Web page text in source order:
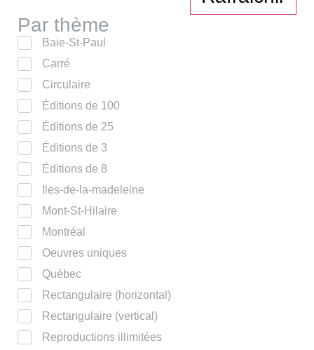
Par thème
Baie-St-Paul
Carré
Circulaire
Éditions de 100
Éditions de 25
Éditions de 3
Éditions de 8
Iles-de-la-madeleine
Mont-St-Hilaire
Montréal
Oeuvres uniques
Québec
Rectangulaire (horizontal)
Rectangulaire (vertical)
Reproductions illimitées